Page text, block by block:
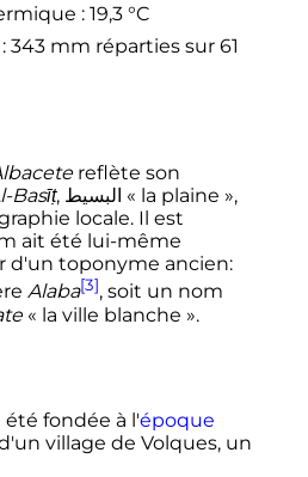
: 19,3 °C
: 343 mm réparties sur 61
reflète son
Basīṭ « la plaine »,
locale. Il est
ait été lui-même
d'un toponyme ancien:
Alaba[3], soit un nom
« la ville blanche ».
été fondée à l'époque
village de Volques, un